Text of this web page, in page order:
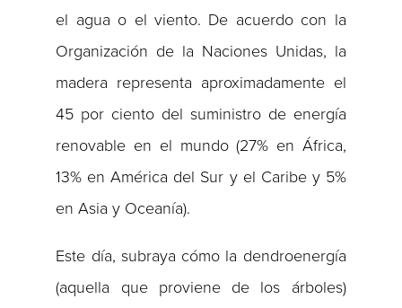
el agua o el viento. De acuerdo con la
Organización de la Naciones Unidas, la
madera representa aproximadamente el
45 por ciento del suministro de energía
renovable en el mundo (27% en África,
13% en América del Sur y el Caribe y 5%
en Asia y Oceanía).
Este día, subraya cómo la dendroenergía
(aquella que proviene de los árboles)